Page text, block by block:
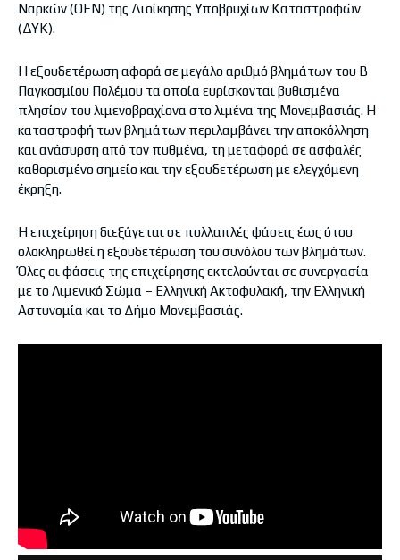
Ναρκών (ΟΕΝ) της Διοίκησης Υποβρυχίων Καταστροφών
(ΔΥΚ).
Η εξουδετέρωση αφορά σε μεγάλο αριθμό βλημάτων του Β΄
Παγκοσμίου Πολέμου τα οποία ευρίσκονται βυθισμένα
πλησίον του λιμενοβραχίονα στο λιμένα της Μονεμβασιάς. Η
καταστροφή των βλημάτων περιλαμβάνει την αποκόλληση
και ανάσυρση από τον πυθμένα, τη μεταφορά σε ασφαλές
καθορισμένο σημείο και την εξουδετέρωση με ελεγχόμενη
έκρηξη.
Η επιχείρηση διεξάγεται σε πολλαπλές φάσεις έως ότου
ολοκληρωθεί η εξουδετέρωση του συνόλου των βλημάτων.
Όλες οι φάσεις της επιχείρησης εκτελούνται σε συνεργασία
με το Λιμενικό Σώμα – Ελληνική Ακτοφυλακή, την Ελληνική
Αστυνομία και το Δήμο Μονεμβασιάς.